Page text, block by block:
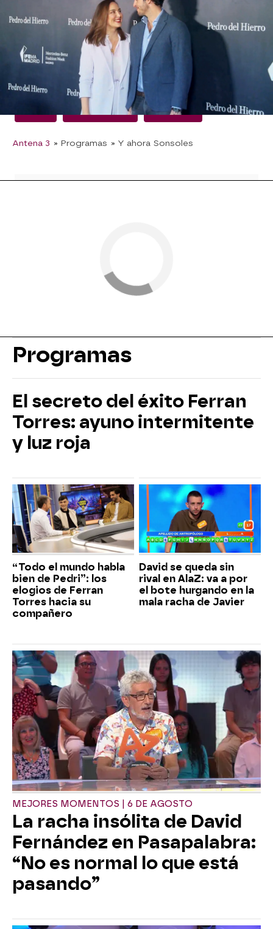
Además, Carlos Pérez Gimeno ha desvelado que
la propia Tamaraha desmentido la información
de los últimos díasde que va a ir a una clínica
para adelgazar antes de la boda.
¡No te pierdas el momento y la invitación!
Tamara Falcó famosos
Antena 3 » Programas » Y ahora Sonsoles
Programas
El secreto del éxito Ferran
Torres: ayuno intermitente
y luz roja
“Todo el mundo habla
bien de Pedri”: los
elogios de Ferran
Torres hacia su
compañero
David se queda sin
rival en AlaZ: va a por
el bote hurgando en la
mala racha de Javier
MEJORES MOMENTOS | 6 DE AGOSTO
La racha insólita de David
Fernández en Pasapalabra:
“No es normal lo que está
pasando”